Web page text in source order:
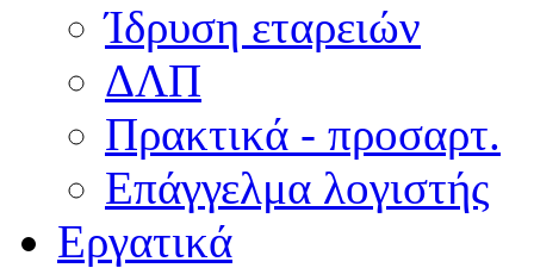
Ίδρυση εταρειών
ΔΛΠ
Πρακτικά - προσαρτ.
Επάγγελμα λογιστής
Εργατικά